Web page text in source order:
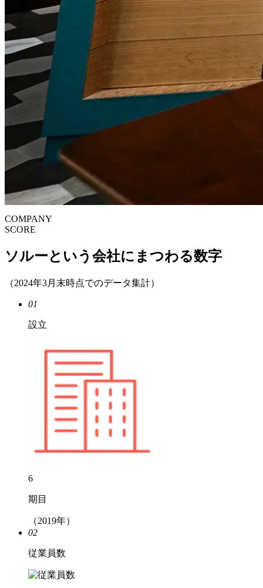
顧客の成果を追い求めた先で掴んだ実績
COMPANY
SCORE
ソルーという会社にまつわる数字
（2024年3月末時点でのデータ集計）
01
設立
6
期目
（2019年）
02
従業員数